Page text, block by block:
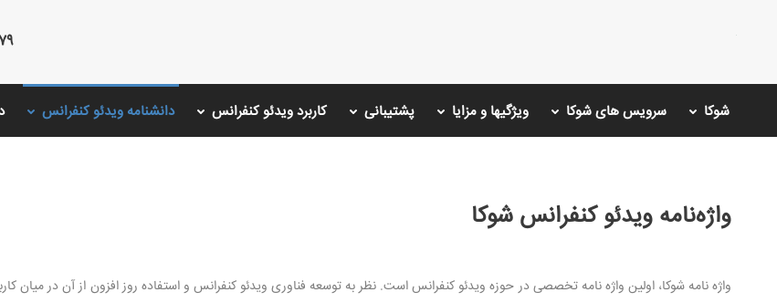
شوکا سرویس های شوکا ویژگیها و مزایا پشتیبانی کاربرد ویدئو کنفرانس دانشنامه ویدئو کنفرانس
واژه‌نامه ویدئو کنفرانس شوکا
واژه نامه شوکا، اولین واژه نامه تخصصی در حوزه ویدئو کنفرانس است. نظر به توسعه فناوری ویدئو کنفرانس و استفاده روز افزون از آن در میان